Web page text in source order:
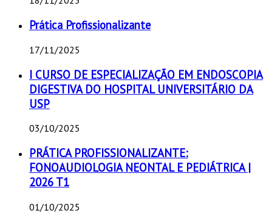
Prática Profissionalizante
17/11/2025
I CURSO DE ESPECIALIZAÇÃO EM ENDOSCOPIA
DIGESTIVA DO HOSPITAL UNIVERSITÁRIO DA
USP
03/10/2025
PRÁTICA PROFISSIONALIZANTE:
FONOAUDIOLOGIA NEONTAL E PEDIÁTRICA |
2026 T1
01/10/2025